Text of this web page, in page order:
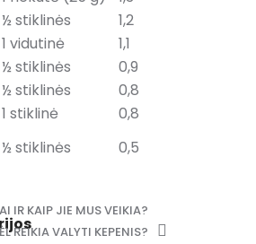
½ stiklinės
1,2
1 vidutinė
1,1
½ stiklinės
0,9
½ stiklinės
0,8
1 stiklinė
0,8
½ stiklinės 0,5
IR KAIP JIE MUS VEIKIA?
REIKIA VALYTI KEPENIS?